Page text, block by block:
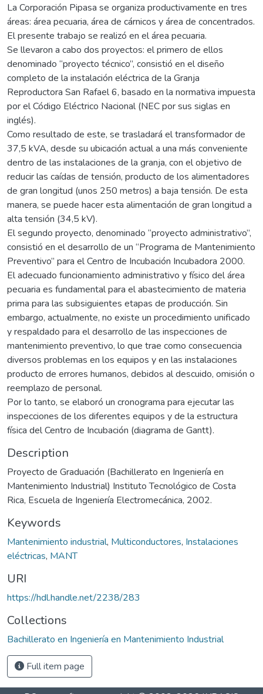
La Corporación Pipasa se organiza productivamente en tres
áreas: área pecuaria, área de cárnicos y área de concentrados.
El presente trabajo se realizó en el área pecuaria.
Se llevaron a cabo dos proyectos: el primero de ellos
denominado “proyecto técnico”, consistió en el diseño
completo de la instalación eléctrica de la Granja
Reproductora San Rafael 6, basado en la normativa impuesta
por el Código Eléctrico Nacional (NEC por sus siglas en
inglés).
Como resultado de este, se trasladará el transformador de
37,5 kVA, desde su ubicación actual a una más conveniente
dentro de las instalaciones de la granja, con el objetivo de
reducir las caídas de tensión, producto de los alimentadores
de gran longitud (unos 250 metros) a baja tensión. De esta
manera, se puede hacer esta alimentación de gran longitud a
alta tensión (34,5 kV).
El segundo proyecto, denominado “proyecto administrativo”,
consistió en el desarrollo de un “Programa de Mantenimiento
Preventivo” para el Centro de Incubación Incubadora 2000.
El adecuado funcionamiento administrativo y físico del área
pecuaria es fundamental para el abastecimiento de materia
prima para las subsiguientes etapas de producción. Sin
embargo, actualmente, no existe un procedimiento unificado
y respaldado para el desarrollo de las inspecciones de
mantenimiento preventivo, lo que trae como consecuencia
diversos problemas en los equipos y en las instalaciones
producto de errores humanos, debidos al descuido, omisión o
reemplazo de personal.
Por lo tanto, se elaboró un cronograma para ejecutar las
inspecciones de los diferentes equipos y de la estructura
física del Centro de Incubación (diagrama de Gantt).
Description
Proyecto de Graduación (Bachillerato en Ingeniería en
Mantenimiento Industrial) Instituto Tecnológico de Costa
Rica, Escuela de Ingeniería Electromecánica, 2002.
Keywords
Mantenimiento industrial, Multiconductores, Instalaciones
eléctricas, MANT
URI
https://hdl.handle.net/2238/283
Collections
Bachillerato en Ingeniería en Mantenimiento Industrial
Full item page